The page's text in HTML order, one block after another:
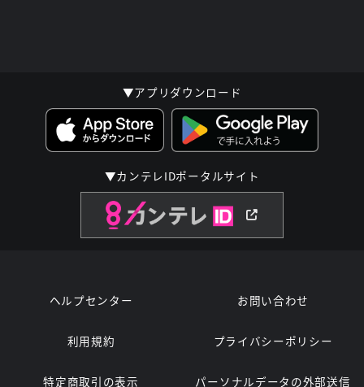
▼アプリダウンロード
▼カンテレIDポータルサイト
ヘルプセンター お問い合わせ
利用規約 プライバシーポリシー
特定商取引の表示 パーソナルデータの外部送信